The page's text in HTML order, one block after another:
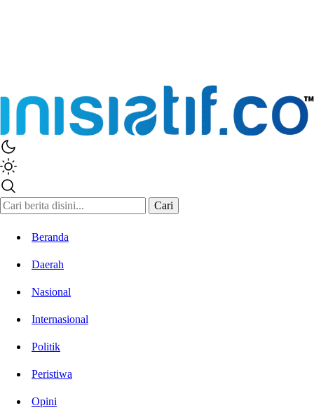
Cari
Beranda
Daerah
Nasional
Internasional
Politik
Peristiwa
Opini